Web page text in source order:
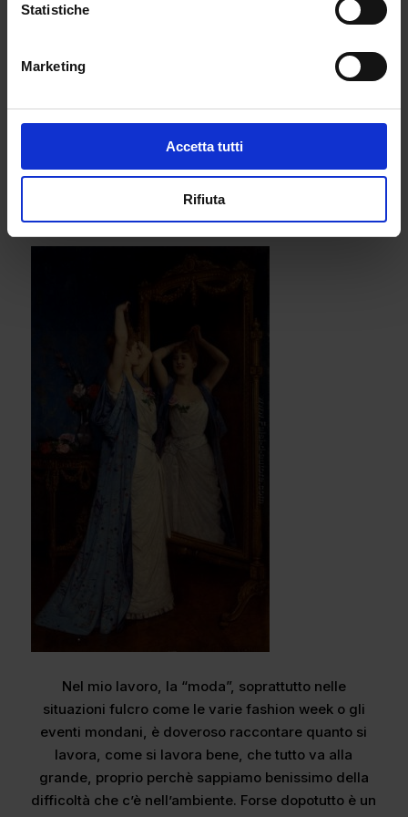
Statistiche
Marketing
Accetta tutti
Rifiuta
cooperazione, più che di
La parte dell’adolescenza ve la risparmio, penso
ognuno di noi, ma provate ad immaginare le
o almeno un accenno al concetto di autostima.
Nel mio lavoro, la “moda”, soprattutto nelle
situazioni fulcro come le varie fashion week o gli
eventi mondani, è doveroso raccontare quanto si
lavora, come si lavora bene, che tutto va alla
grande, proprio perchè sappiamo benissimo della
difficoltà che c’è nell’ambiente. Forse dopotutto è un